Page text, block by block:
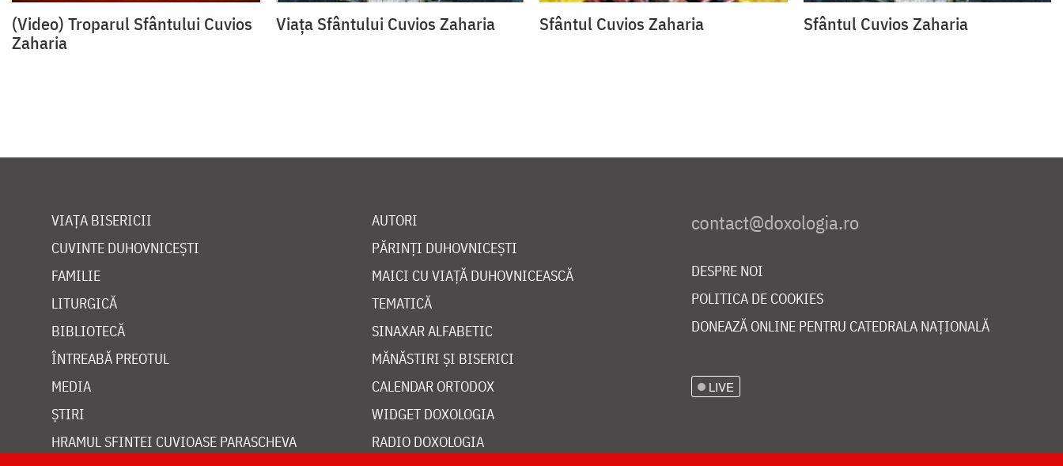
(Video) Troparul Sfântului Cuvios
Zaharia
Viața Sfântului Cuvios Zaharia Sfântul Cuvios Zaharia Sfântul Cuvios Zaharia
VIAȚA BISERICII
CUVINTE DUHOVNICEȘTI
FAMILIE
LITURGICĂ
BIBLIOTECĂ
ÎNTREABĂ PREOTUL
MEDIA
ȘTIRI
HRAMUL SFINTEI CUVIOASE PARASCHEVA
AUTORI
PĂRINȚI DUHOVNICEȘTI
MAICI CU VIAȚĂ DUHOVNICEASCĂ
TEMATICĂ
SINAXAR ALFABETIC
MĂNĂSTIRI ȘI BISERICI
CALENDAR ORTODOX
WIDGET DOXOLOGIA
RADIO DOXOLOGIA
DESPRE NOI
POLITICA DE COOKIES
DONEAZĂ ONLINE PENTRU CATEDRALA NAȚIONALĂ
LIVE